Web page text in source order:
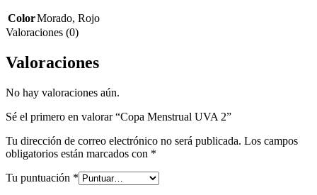
ColorMorado, Rojo
Valoraciones (0)
Valoraciones
No hay valoraciones aún.
Sé el primero en valorar “Copa Menstrual UVA 2”
Tu dirección de correo electrónico no será publicada. Los campos
obligatorios están marcados con *
Tu puntuación *